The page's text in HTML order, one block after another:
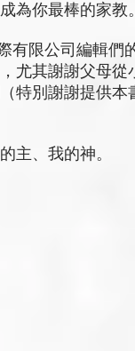
為你最棒的家教
限公司編輯們
尤其謝謝父母
特別謝謝提供
主、我的神。